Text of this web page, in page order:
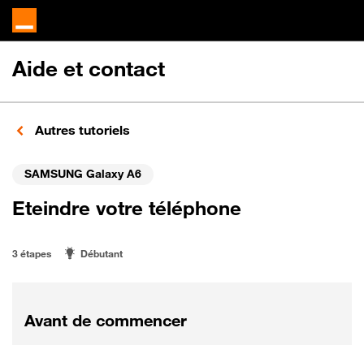
Aide et contact
Autres tutoriels
SAMSUNG Galaxy A6
Eteindre votre téléphone
3 étapes Débutant
Avant de commencer